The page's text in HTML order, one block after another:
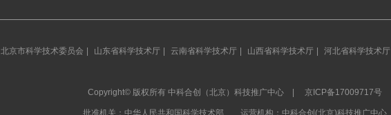
北京市科学技术委员会 山东省科学技术厅 云南省科学技术厅 山西省科学技术厅 河北省科学技术厅
Copyright© 版权所有 中科合创（北京）科技推广中心 | 京ICP备17009717号
批准机关：中华人民共和国科学技术部 运营机构：中科合创(北京)科技推广中心